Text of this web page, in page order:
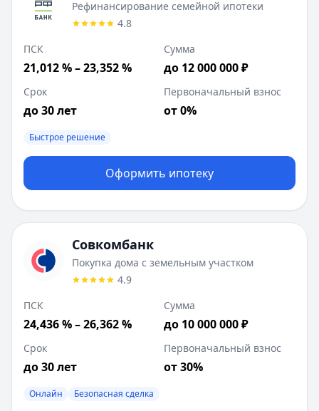
Рефинансирование семейной ипотеки
4.8
ПСК
21,012 % – 23,352 %
Сумма
до 12 000 000 ₽
Срок
до 30 лет
Первоначальный взнос
от 0%
Быстрое решение
Оформить ипотеку
Совкомбанк
Покупка дома с земельным участком
4.9
ПСК
24,436 % – 26,362 %
Сумма
до 10 000 000 ₽
Срок
до 30 лет
Первоначальный взнос
от 30%
Онлайн Безопасная сделка